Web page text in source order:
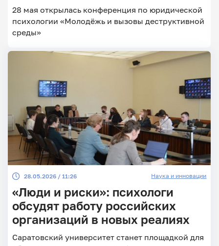
28 мая открылась конференция по юридической
психологии «Молодёжь и вызовы деструктивной
среды»
28.05.2026 / 11:26 Наука и инновации
«Люди и риски»: психологи
обсудят работу российских
организаций в новых реалиях
Саратовский университет станет площадкой для